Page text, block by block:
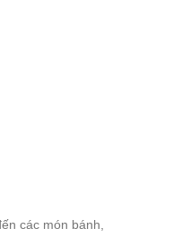
các món bánh,